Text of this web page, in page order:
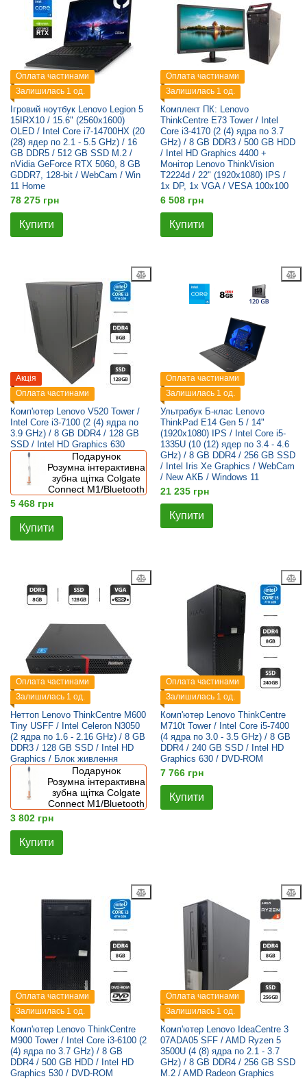
Оплата частинами
Залишилась 1 од.
Ігровий ноутбук Lenovo Legion 5
15IRX10 / 15.6" (2560x1600)
OLED / Intel Core i7-14700HX (20
(28) ядер по 2.1 - 5.5 GHz) / 16
GB DDR5 / 512 GB SSD M.2 /
nVidia GeForce RTX 5060, 8 GB
GDDR7, 128-bit / WebCam / Win
11 Home
78 275 грн
Купити
Оплата частинами
Залишилась 1 од.
Комплект ПК: Lenovo
ThinkCentre E73 Tower / Intel
Core i3-4170 (2 (4) ядра по 3.7
GHz) / 8 GB DDR3 / 500 GB HDD
/ Intel HD Graphics 4400 +
Монітор Lenovo ThinkVision
T2224d / 22" (1920x1080) IPS /
1x DP, 1x VGA / VESA 100x100
6 508 грн
Купити
Акція
Оплата частинами
Комп'ютер Lenovo V520 Tower /
Intel Core i3-7100 (2 (4) ядра по
3.9 GHz) / 8 GB DDR4 / 128 GB
SSD / Intel HD Graphics 630
Подарунок
Розумна інтерактивна
зубна щітка Colgate
Connect M1/Bluetooth
5 468 грн
Купити
Оплата частинами
Залишилась 1 од.
Ультрабук Б-клас Lenovo
ThinkPad E14 Gen 5 / 14"
(1920x1080) IPS / Intel Core i5-
1335U (10 (12) ядер по 3.4 - 4.6
GHz) / 8 GB DDR4 / 256 GB SSD
/ Intel Iris Xe Graphics / WebCam
/ New АКБ / Windows 11
21 235 грн
Купити
Оплата частинами
Залишилась 1 од.
Неттоп Lenovo ThinkCentre M600
Tiny USFF / Intel Celeron N3050
(2 ядра по 1.6 - 2.16 GHz) / 8 GB
DDR3 / 128 GB SSD / Intel HD
Graphics / Блок живлення
Подарунок
Розумна інтерактивна
зубна щітка Colgate
Connect M1/Bluetooth
3 802 грн
Купити
Оплата частинами
Залишилась 1 од.
Комп'ютер Lenovo ThinkCentre
M710t Tower / Intel Core i5-7400
(4 ядра по 3.0 - 3.5 GHz) / 8 GB
DDR4 / 240 GB SSD / Intel HD
Graphics 630 / DVD-ROM
7 766 грн
Купити
Оплата частинами
Залишилась 1 од.
Комп'ютер Lenovo ThinkCentre
M900 Tower / Intel Core i3-6100 (2
(4) ядра по 3.7 GHz) / 8 GB
DDR4 / 500 GB HDD / Intel HD
Graphics 530 / DVD-ROM
Оплата частинами
Залишилась 1 од.
Комп'ютер Lenovo IdeaCentre 3
07ADA05 SFF / AMD Ryzen 5
3500U (4 (8) ядра по 2.1 - 3.7
GHz) / 8 GB DDR4 / 256 GB SSD
M.2 / AMD Radeon Graphics